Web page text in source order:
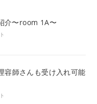
介〜room 1A〜
容師さんも受け入れ可能